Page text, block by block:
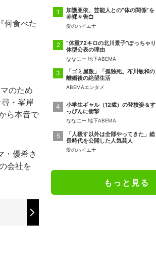
何食べた
のため
・ 峯岸
ら本音で
・優希さ
会社を
加護亜依、芸能人との“体の関係”を
赤裸々告白
愛のハイエナ
“体重72キロの北川景子”ぽっちゃり
体型公表の理由
ななにー 地下ABEMA
「ゴミ屋敷」「孤独死」布川敏和の
離婚後の絶望生活
ABEMAエンタメ
小学生ギャル（12歳）の登校姿＆す
っぴんに衝撃
ななにー 地下ABEMA
「人殺す以外は全部やってきた」総
長時代を公開した人気芸人
愛のハイエナ
もっと見る